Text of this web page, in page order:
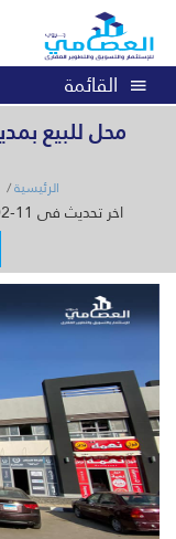
القائمة
الرئيسية
اخر تحديث فى 11-02-2025 03:58 PM , رقم الاعلان : 29635